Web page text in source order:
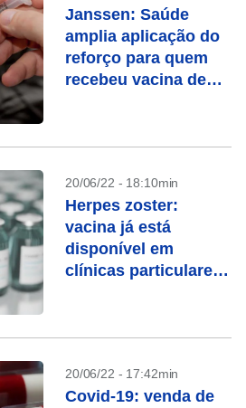
Janssen: Saúde
amplia aplicação do
reforço para quem
recebeu vacina de
20/06/22 - 18:10min
Herpes zoster:
vacina já está
disponível em
clínicas particulares
20/06/22 - 17:42min
Covid-19: venda de